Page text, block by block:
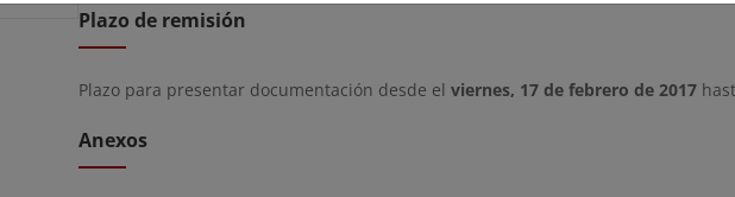
Plazo de remisión
Plazo para presentar documentación desde el viernes, 17 de febrero de 2017
Anexos